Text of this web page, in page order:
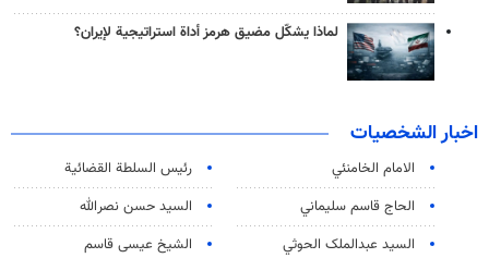
لماذا يشكّل مضيق هرمز أداة استراتيجية لإيران؟
اخبار الشخصيات
الامام الخامنئي
رئیس السلطة القضائیة
الحاج قاسم سليماني
السيد حسن نصرالله
السید عبدالملک الحوثي
الشيخ عيسى قاسم